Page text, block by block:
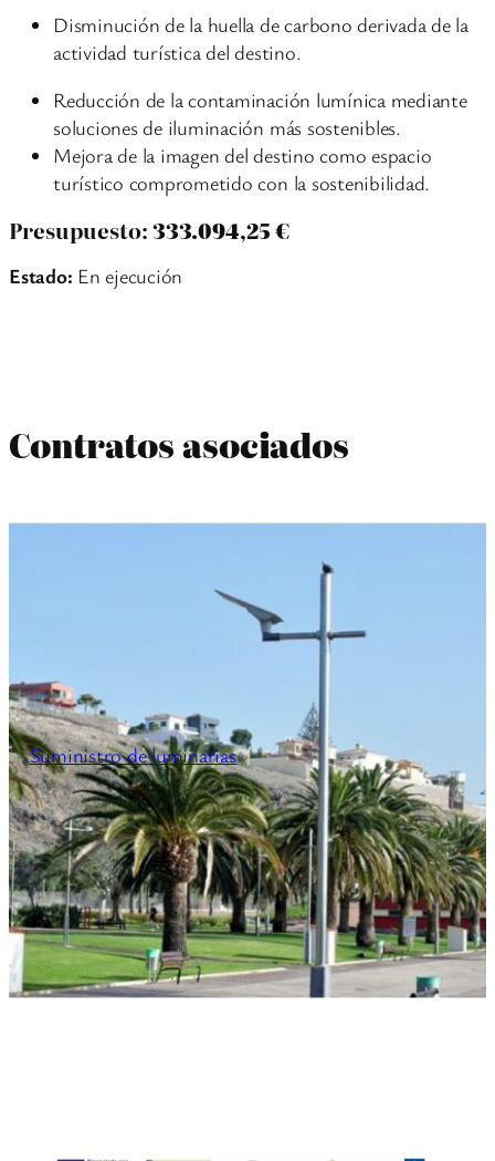
Disminución de la huella de carbono derivada de la
actividad turística del destino.
Reducción de la contaminación lumínica mediante
soluciones de iluminación más sostenibles.
Mejora de la imagen del destino como espacio
turístico comprometido con la sostenibilidad.
Presupuesto:333.094,25 €
Estado: En ejecución
Contratos asociados
Suministro de luminarias